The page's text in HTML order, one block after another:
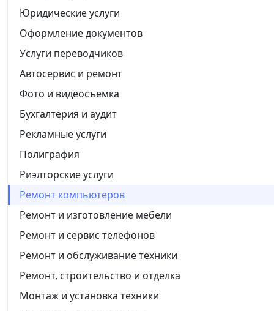
Юридические услуги
Оформление документов
Услуги переводчиков
Автосервис и ремонт
Фото и видеосъемка
Бухгалтерия и аудит
Рекламные услуги
Полиграфия
Риэлторские услуги
Ремонт компьютеров
Ремонт и изготовление мебели
Ремонт и сервис телефонов
Ремонт и обслуживание техники
Ремонт, строительство и отделка
Монтаж и установка техники